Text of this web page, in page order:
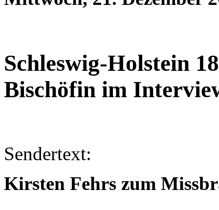
Schleswig-Holstein
Bischöfin im
Sendertext:
Kirsten Fehrs zum